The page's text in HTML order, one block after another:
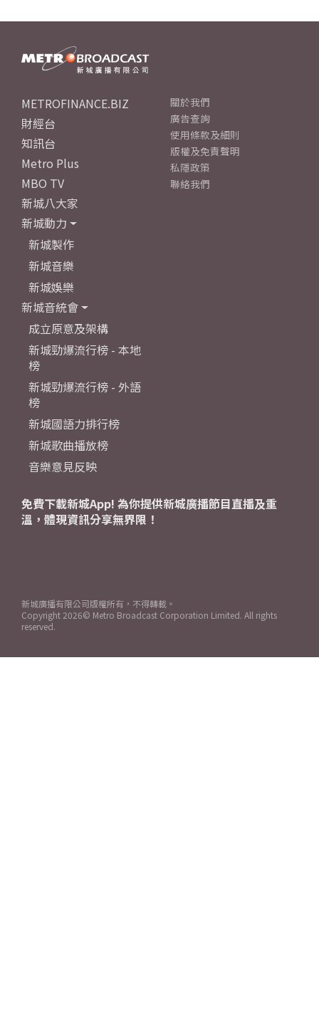
METROFINANCE.BIZ
財經台
知訊台
Metro Plus
MBO TV
新城八大家
新城動力
新城製作
新城音樂
新城娛樂
新城音統會
成立原意及架構
新城勁爆流行榜 - 本地
榜
新城勁爆流行榜 - 外語
榜
新城國語力排行榜
新城歌曲播放榜
音樂意見反映
關於我們
廣告查詢
使用條款及細則
版權及免責聲明
私隱政策
聯絡我們
免費下載新城App! 為你提供新城廣播節目直播及重
溫，體現資訊分享無界限！
新城廣播有限公司版權所有，不得轉載。
Copyright 2026© Metro Broadcast Corporation Limited. All rights
reserved.